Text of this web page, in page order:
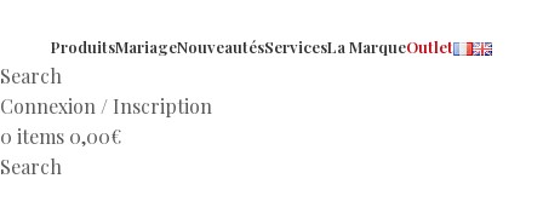
ProduitsMariageNouveautésServicesLa MarqueOutlet
Search
Connexion / Inscription
0 items 0,00€
Search